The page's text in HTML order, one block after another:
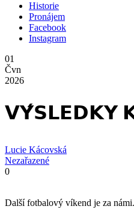
Historie
Pronájem
Facebook
Instagram
01
Čvn
2026
𝗩𝗬́𝗦𝗟𝗘𝗗𝗞𝗬
Lucie Kácovská
Nezařazené
0
Další fotbalový víkend je za